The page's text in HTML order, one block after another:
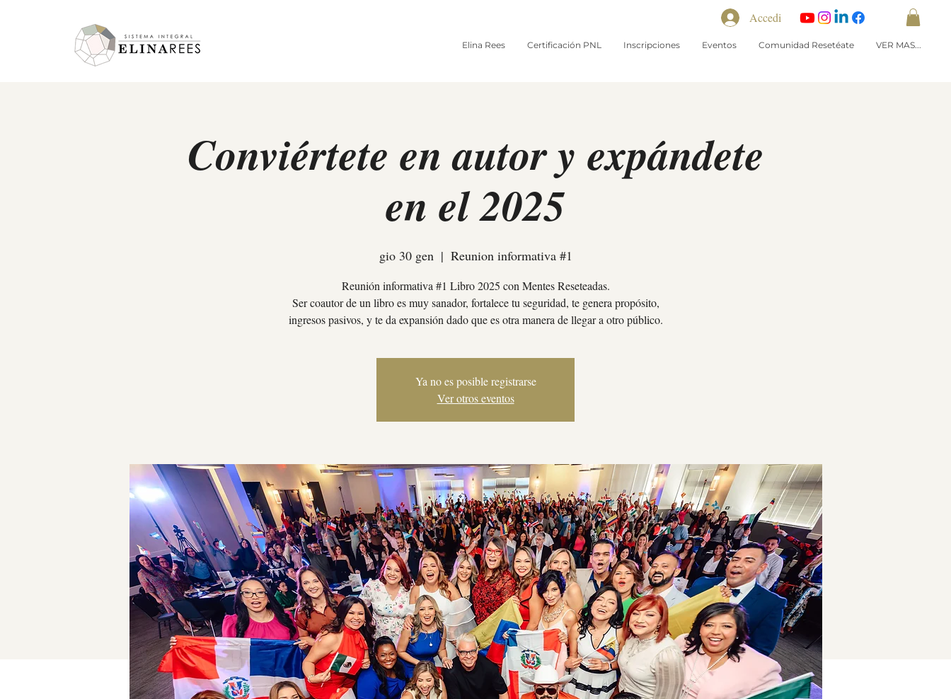
Elina Rees Certificación PNL Inscripciones Eventos Comunidad Resetéate VER MAS...
Accedi
Conviértete en autor y expándete
en el 2025
gio 30 gen
  |
Reunion informativa #1
Reunión informativa #1 Libro 2025 con Mentes Reseteadas.
Ser coautor de un libro es muy sanador, fortalece tu seguridad, te genera propósito,
ingresos pasivos, y te da expansión dado que es otra manera de llegar a otro público.
Ya no es posible registrarse
Ver otros eventos